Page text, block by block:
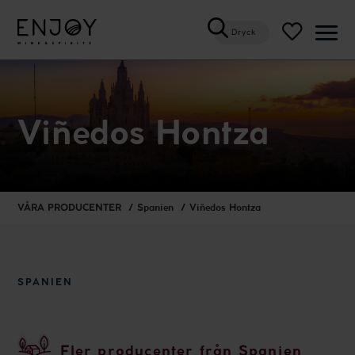
Dryck
Viñedos Hontza
VÅRA PRODUCENTER Spanien Viñedos Hontza
SPANIEN
Fler producenter från Spanien